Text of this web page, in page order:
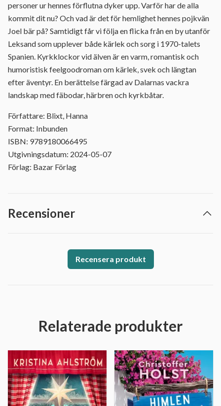
personer ur hennes förflutna dyker upp. Varför har de alla
kommit dit nu? Och vad är det för hemlighet hennes pojkvän
Joel bär på? Samtidigt får vi följa en flicka från en by utanför
Leksand som upplever både kärlek och sorg i 1970-talets
Spanien. Kyrkklockor vid älven är en varm, romantisk och
humoristisk feelgoodroman om kärlek, svek och längtan
efter äventyr. En berättelse färgad av Dalarnas vackra
landskap med fäbodar, härbren och kyrkbåtar.
Författare: Blixt, Hanna
Format: Inbunden
ISBN: 9789180066495
Utgivningsdatum: 2024-05-07
Förlag: Bazar Förlag
Recensioner
Recensera produkt
Relaterade produkter